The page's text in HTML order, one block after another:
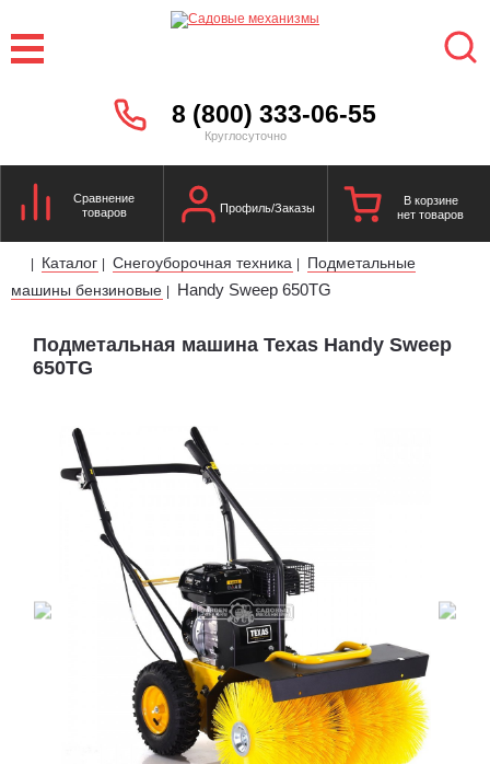
8 (800) 333-06-55
Круглосуточно
Сравнение
товаров
Профиль/Заказы
В корзине
нет товаров
| Каталог | Снегоуборочная техника |
Подметальные
машины бензиновые | Handy Sweep 650TG
Подметальная машина Texas Handy Sweep
650TG